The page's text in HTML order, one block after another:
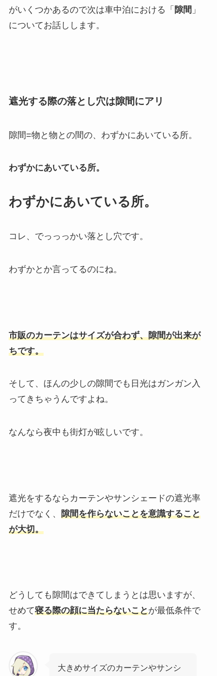
がいくつかあるので次は車中泊における「 隙間 」
についてお話しします。
遮光する際の落とし穴は隙間にアリ
隙間=物と物との間の、わずかにあいている所。
わずかにあいている所。
わずかにあいている所。
コレ、でっっっかい落とし穴です。
わずかとか言ってるのにね。
市販のカーテンはサイズが合わず、隙間が出来が
ちです。
そして、ほんの少しの隙間でも日光はガンガン入
ってきちゃうんですよね。
なんなら夜中も街灯が眩しいです。
遮光をするならカーテンやサンシェードの遮光率
だけでなく、 隙間を作らないことを意識すること
が大切。
どうしても隙間はできてしまうとは思いますが、
せめて寝る際の顔に当たらないことが最低条件で
す。
大きめサイズのカーテンやサンシ